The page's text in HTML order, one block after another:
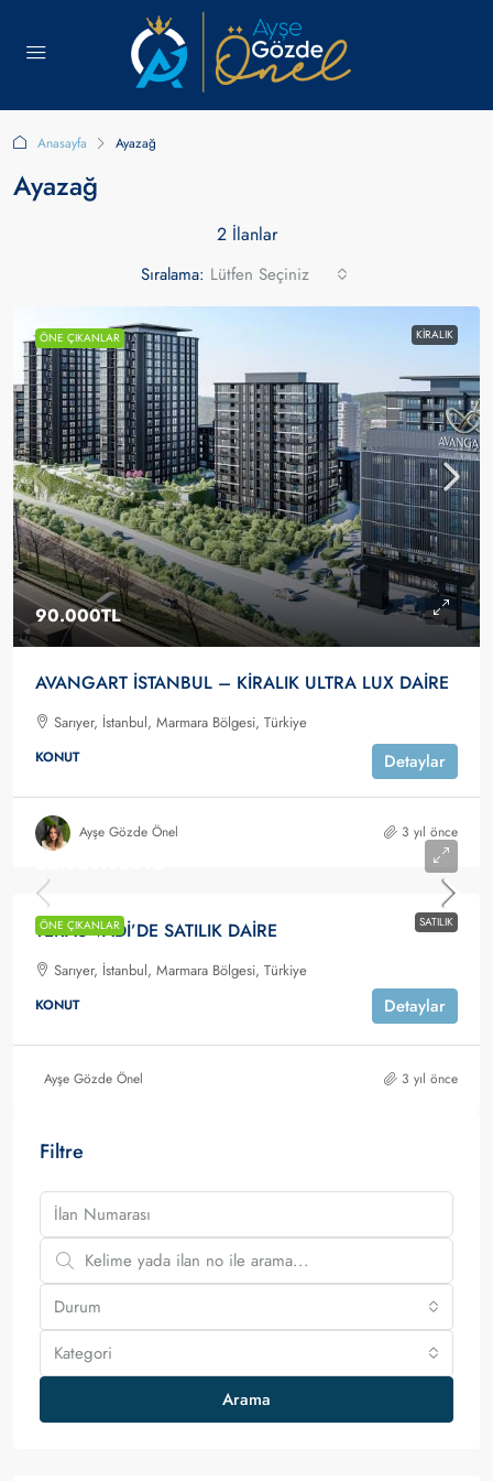
Anasayfa Ayazağ
Ayazağ
2 İlanlar
Sıralama: Lütfen Seçiniz
ÖNE ÇIKANLAR KIRALIK
90.000TL
AVANGART İSTANBUL – KİRALIK ULTRA LUX DAİRE
Sarıyer, İstanbul, Marmara Bölgesi, Türkiye
KONUT Detaylar
Ayşe Gözde Önel 3 yıl önce
ÖNE ÇIKANLAR SATILIK
TERAS VADİ’DE SATILIK DAİRE
Sarıyer, İstanbul, Marmara Bölgesi, Türkiye
KONUT Detaylar
Ayşe Gözde Önel 3 yıl önce
Filtre
Durum
Kategori
Arama